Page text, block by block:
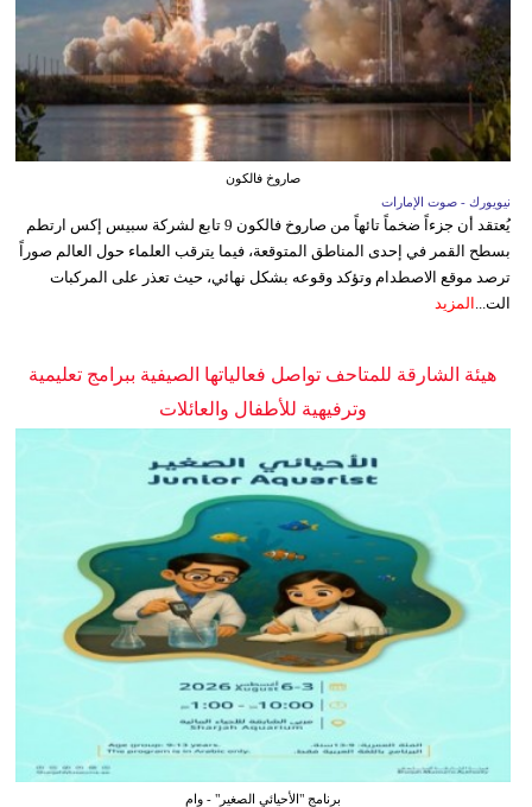
صاروخ فالكون
نيويورك - صوت الإمارات
يُعتقد أن جزءاً ضخماً تائهاً من صاروخ فالكون 9 تابع لشركة سبيس إكس ارتطم
بسطح القمر في إحدى المناطق المتوقعة، فيما يترقب العلماء حول العالم صوراً
ترصد موقع الاصطدام وتؤكد وقوعه بشكل نهائي، حيث تعذر على المركبات
الت...
المزيد
هيئة الشارقة للمتاحف تواصل فعالياتها الصيفية ببرامج تعليمية
وترفيهية للأطفال والعائلات
برنامج "الأحيائي الصغير" - وام